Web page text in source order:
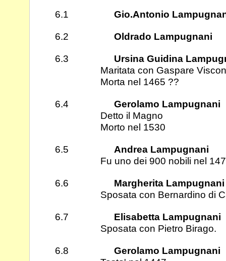
6.1 Gio.Antonio
6.2 Oldrado Lampugnani
6.3 Ursina Guidina
Maritata con Gaspare Visconti
Morta nel 1465 ??
6.4 Gerolamo Lampugnani
Detto il Magno
Morto nel 1530
6.5 Andrea Lampugnani
Fu uno dei 900 nobili nel
6.6 Margherita Lampugnani
Sposata con Bernardino di
6.7 Elisabetta Lampugnani
Sposata con Pietro Birago.
6.8 Gerolamo Lampugnani